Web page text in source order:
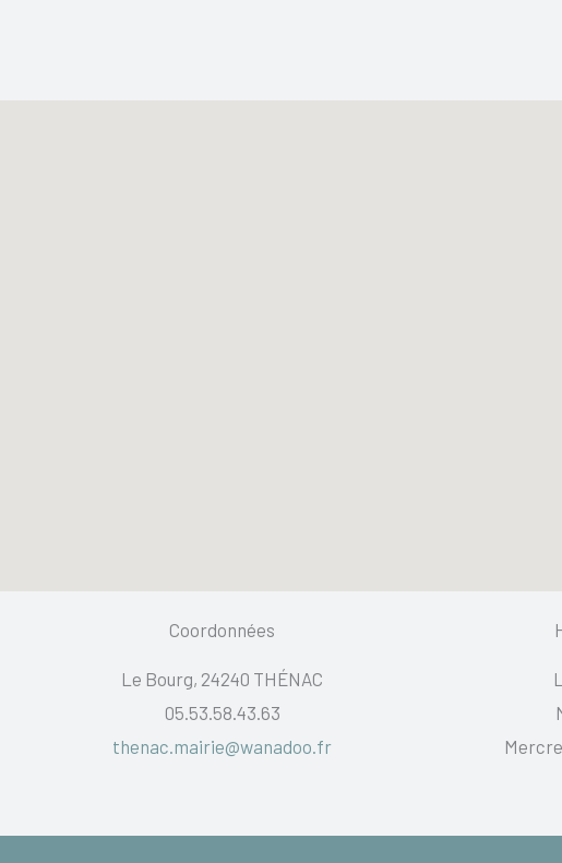
Coordonnées
Le Bourg, 24240 THÉNAC
05.53.58.43.63
thenac.mairie@wanadoo.fr